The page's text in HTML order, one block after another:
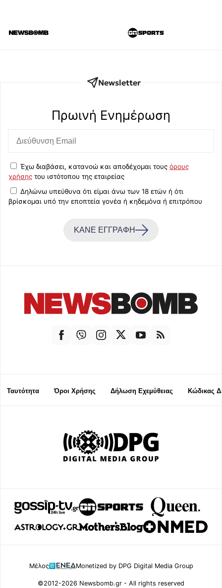
Newsletter
Πρωινή Eνημέρωση
Έχω διαβάσει, κατανοώ και αποδέχομαι τους όρους
χρήσης του ιστότοπου της εταιρείας
Δηλώνω υπεύθυνα ότι είμαι άνω των 18 ετών ή ότι
βρίσκομαι υπό την εποπτεία γονέα ή κηδεμόνα ή επιτρόπου
ΚΑΝΕ ΕΓΓΡΑΦΗ
Ταυτότητα Όροι Χρήσης Δήλωση Εχεμύθειας Κώδικας
Μέλος Monetized by DPG Digital Media Group
©2012-2026 Newsbomb.gr - All rights reserved